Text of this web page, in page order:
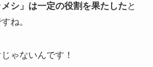
シ」は一定の役割を果たした と
ね。
ゃないんです！